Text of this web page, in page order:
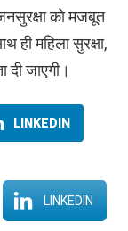
को मजबूत
ही महिला सुरक्षा,
जाएगी।
LINKEDIN
LINKEDIN